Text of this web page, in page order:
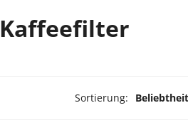
Kaffeefilter
Sortierung: Beliebtheit